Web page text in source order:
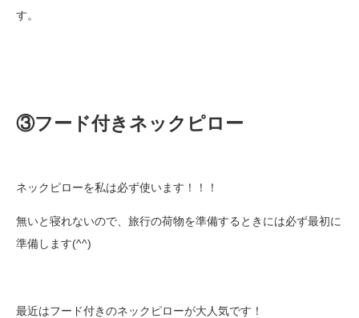
す。
③フード付きネックピロー
ネックピローを私は必ず使います！！！
無いと寝れないので、旅行の荷物を準備するときには必ず最初に
準備します(^^)
最近はフード付きのネックピローが大人気です！